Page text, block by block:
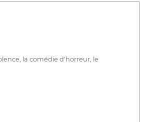
la comédie d'horreur, le